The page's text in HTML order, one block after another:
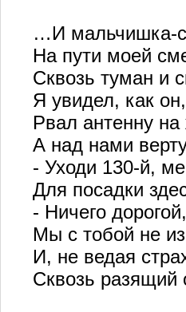
…И мальчишка-
На пути моей
Сквозь туман и
Я увидел, как
Рвал антенну
А над нами
- Уходи 130-й,
Для посадки
- Ничего
Мы с тобой не из
И, не ведая
Сквозь